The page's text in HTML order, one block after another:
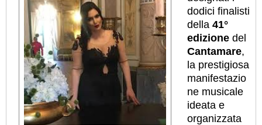
dodici finalisti
della 41°
edizionedel
Cantamare,
la prestigiosa
manifestazio
ne musicale
ideata e
organizzata